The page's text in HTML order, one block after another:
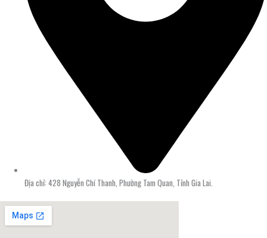
Địa chỉ: 428 Nguyễn Chí Thanh, Phường Tam Quan, Tỉnh Gia Lai.